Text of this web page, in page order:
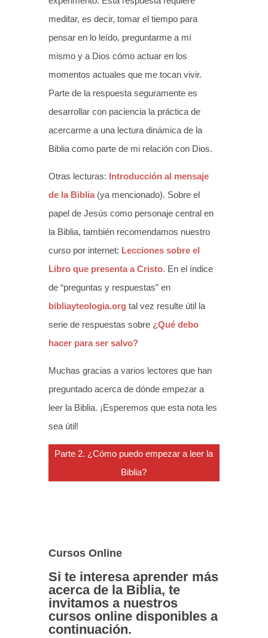
meditar, es decir, tomar el tiempo para
pensar en lo leído, preguntarme a mí
mismo y a Dios cómo actuar en los
momentos actuales que me tocan vivir.
Parte de la respuesta seguramente es
desarrollar con paciencia la práctica de
acercarme a una lectura dinámica de la
Biblia como parte de mi relación con Dios.
Otras lecturas: Introducción al mensaje
de la Biblia (ya mencionado). Sobre el
papel de Jesús como personaje central en
la Biblia, también recomendamos nuestro
curso por internet: Lecciones sobre el
Libro que presenta a Cristo. En el índice
de “preguntas y respuestas” en
bibliayteologia.org tal vez resulte útil la
serie de respuestas sobre ¿Qué debo
hacer para ser salvo?
Muchas gracias a varios lectores que han
preguntado acerca de dónde empezar a
leer la Biblia. ¡Esperemos que esta nota les
sea útil!
Parte 2. ¿Cómo puedo empezar a leer la
Biblia?
Cursos Online
Si te interesa aprender más
acerca de la Biblia, te
invitamos a nuestros
cursos online disponibles a
continuación.